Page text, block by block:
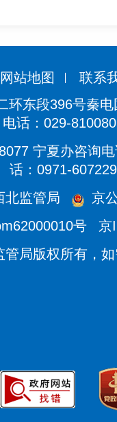
网站地图
联系
环东段396号秦
电话：029-
宁夏办咨询
话：0971-
北监管局
京
号
京
管局版权所有，